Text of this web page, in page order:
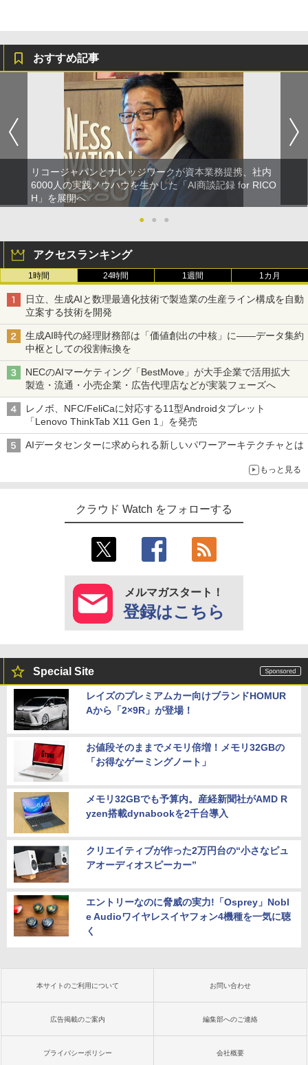
おすすめ記事
リコージャパンとナレッジワークが資本業務提携、社内
6000人の実践ノウハウを生かした「AI商談記録 for RICO
H」を展開へ
●
● ●
アクセスランキング
1時間 24時間 1週間 1カ月
日立、生成AIと数理最適化技術で製造業の生産ライン構成を自動
立案する技術を開発
生成AI時代の経理財務部は「価値創出の中核」に――データ集約
中枢としての役割転換を
NECのAIマーケティング「BestMove」が大手企業で活用拡大
製造・流通・小売企業・広告代理店などが実装フェーズへ
レノボ、NFC/FeliCaに対応する11型Androidタブレット
「Lenovo ThinkTab X11 Gen 1」を発売
AIデータセンターに求められる新しいパワーアーキテクチャとは
もっと見る
クラウド Watch をフォローする
メルマガスタート！
登録はこちら
Special Site
レイズのプレミアムカー向けブランドHOMUR
Aから「2×9R」が登場！
お値段そのままでメモリ倍増！メモリ32GBの
「お得なゲーミングノート」
メモリ32GBでも予算内。産経新聞社がAMD R
yzen搭載dynabookを2千台導入
クリエイティブが作った2万円台の“小さなピュ
アオーディオスピーカー”
エントリーなのに脅威の実力!「Osprey」Nobl
e Audioワイヤレスイヤフォン4機種を一気に聴
く
本サイトのご利用について お問い合わせ
広告掲載のご案内 編集部へのご連絡
プライバシーポリシー 会社概要